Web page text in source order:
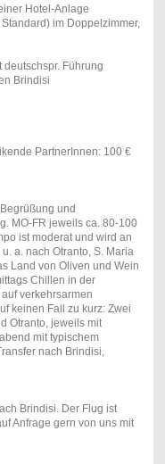
Hotel-Anlage
im Doppelzimmer,
Führung
Brindisi
PartnerInnen: 100 €
und
MO-FR jeweils ca. 80-100
ist moderat und wird an
a. nach Otranto, S. Maria
Land von Oliven und Wein
Chillen in der
verkehrsarmen
keinen Fall zu kurz: Zwei
Otranto, jeweils mit
mit typischem
nach Brindisi,
Brindisi. Der Flug ist
Anfrage gern von uns mit